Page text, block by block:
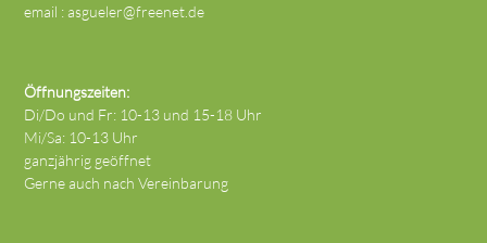
email :asgueler@freenet.de
Öffnungszeiten:
Di/Do und Fr: 10-13 und 15-18 Uhr
Mi/Sa: 10-13 Uhr
ganzjährig geöffnet
Gerne auch nach Vereinbarung